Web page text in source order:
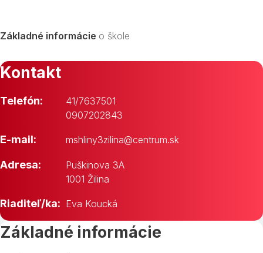
Základné informácie o škole
Kontakt
Telefón:
41/7637501
0907202843
E-mail: mshliny3zilina@centrum.sk
Adresa:
Puškinova 3A
1001 Žilina
Riaditeľ/ka: Eva Koucká
Základné informácie